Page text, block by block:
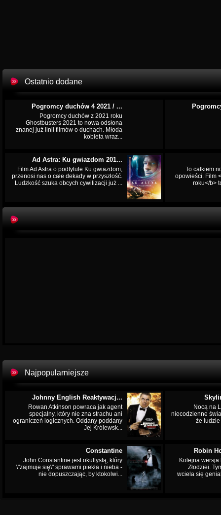
Ostatnio dodane
Pogromcy duchów 4 2021 / ...
Pogromcy duchów z 2021 roku
Ghostbusters 2021 to nowa odsłona
znanej już linii filmów o duchach. Młoda
kobieta wraz...
Ad Astra: Ku gwiazdom 201...
Film Ad Astra o podtytule Ku gwiazdom,
przenosi nas o całe dekady w przyszłość.
Ludzkość szuka obcych cywilizacji już ...
To całkiem
opowieści. Film
roku</b>
Najpopularniejsze
Johnny English Reaktywacj...
Rowan Atkinson powraca jak agent
specjalny, który nie zna strachu ani
ograniczeń logicznych. Oddany poddany
Jej Królewsk...
Nocą na
niecodzienne
że
Constantine
John Constantine jest okultystą, który
\"zajmuje się\" sprawami piekła i nieba -
nie dopuszczając, by ktokolwi...
Robin
Kolejna wersja
Złodziei.
wciela się